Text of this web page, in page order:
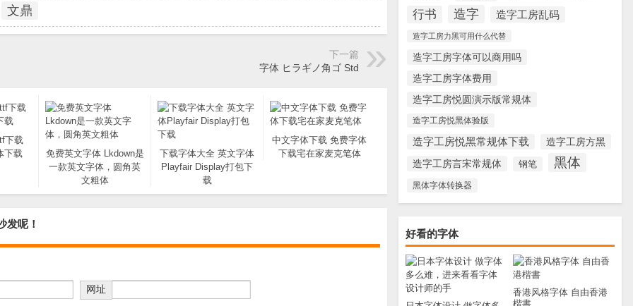
行书 造字 造字工房乱码
造字工房力黑可用什么代替
造字工房字体可以商用吗
造字工房字体费用
造字工房悦圆演示版常规体
造字工房悦黑体验版
造字工房悦黑常规体下载
造字工房方黑
造字工房言宋常规体
钢笔 黑体
黑体字体转换器
好看的字体
香港风格字体 自由香港
楷書
文鼎
下一篇
字体 ヒラギノ角ゴ Std
下载
下载
免费英文字体 Lkdown是
一款英文字体，圆角英
文粗体
下载字体大全 英文字体
Playfair Display打包下
载
中文字体下载 免费字体
下载宅在家麦克笔体
发呢！
网址